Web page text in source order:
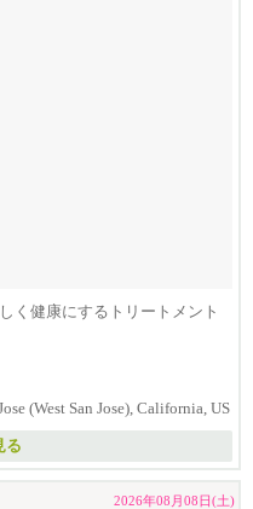
く健康にするトリートメント
...
(West San Jose), California, US
る
2026年08月08日(土)